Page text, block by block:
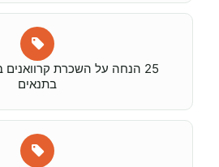
25 הנחה על השכרת
בתנאים